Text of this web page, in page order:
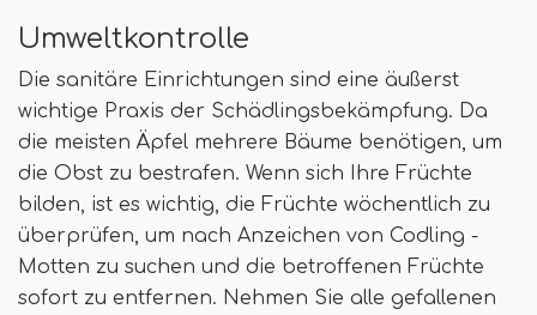
Umweltkontrolle
Die sanitäre Einrichtungen sind eine äußerst
wichtige Praxis der Schädlingsbekämpfung. Da
die meisten Äpfel mehrere Bäume benötigen, um
die Obst zu bestrafen. Wenn sich Ihre Früchte
bilden, ist es wichtig, die Früchte wöchentlich zu
überprüfen, um nach Anzeichen von Codling -
Motten zu suchen und die betroffenen Früchte
sofort zu entfernen. Nehmen Sie alle gefallenen